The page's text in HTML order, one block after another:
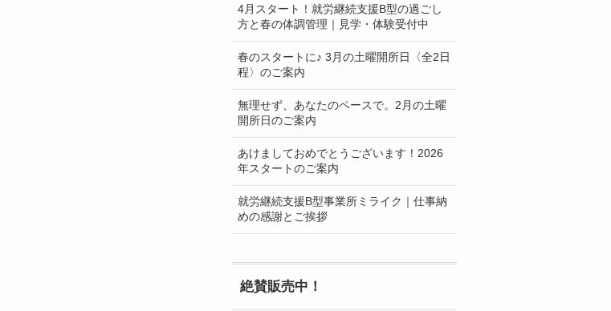
4月スタート！就労継続支援B型の過ごし
方と春の体調管理｜見学・体験受付中
春のスタートに♪ 3月の土曜開所日〈全2日
程〉のご案内
無理せず、あなたのペースで。2月の土曜
開所日のご案内
あけましておめでとうございます！2026
年スタートのご案内
就労継続支援B型事業所ミライク｜仕事納
めの感謝とご挨拶
絶賛販売中！